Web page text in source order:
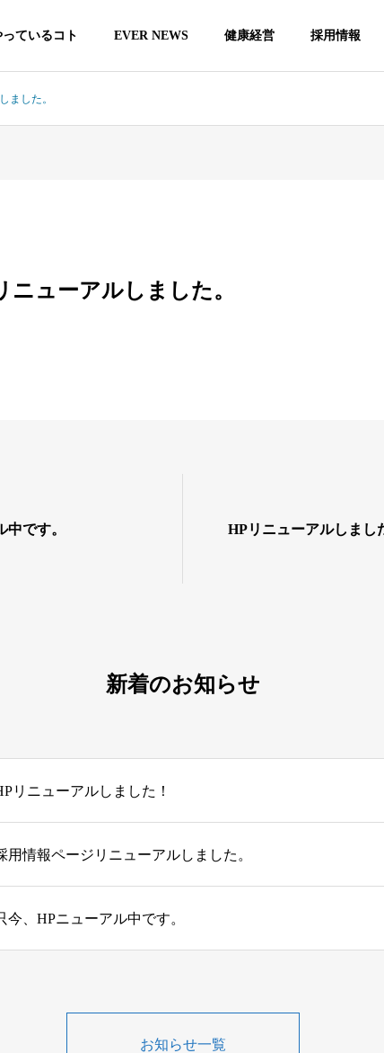
ているコト EVER NEWS 健康経営 採用情報
ました。
ニューアルしました。
です。 HPリニューアルしまし
新着のお知らせ
リニューアルしました！
用情報ページリニューアルしました。
今、HPニューアル中です。
お知らせ一覧